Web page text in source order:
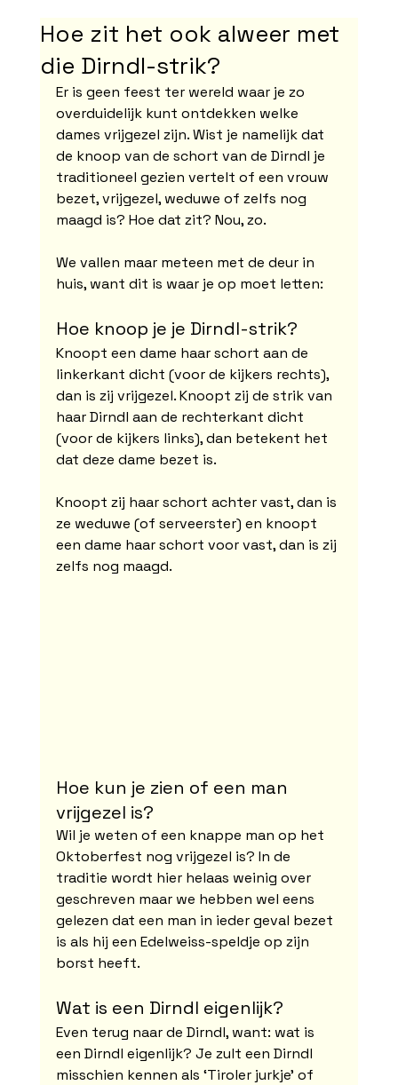
Hoe zit het ook alweer met
die Dirndl-strik?
Er is geen feest ter wereld waar je zo
overduidelijk kunt ontdekken welke
dames vrijgezel zijn. Wist je namelijk dat
de knoop van de schort van de Dirndl je
traditioneel gezien vertelt of een vrouw
bezet, vrijgezel, weduwe of zelfs nog
maagd is? Hoe dat zit? Nou, zo.
We vallen maar meteen met de deur in
huis, want dit is waar je op moet letten:
Hoe knoop je je Dirndl-strik?
Knoopt een dame haar schort aan de
linkerkant dicht (voor de kijkers rechts),
dan is zij vrijgezel. Knoopt zij de strik van
haar Dirndl aan de rechterkant dicht
(voor de kijkers links), dan betekent het
dat deze dame bezet is.
Knoopt zij haar schort achter vast, dan is
ze weduwe (of serveerster) en knoopt
een dame haar schort voor vast, dan is zij
zelfs nog maagd.
Hoe kun je zien of een man
vrijgezel is?
Wil je weten of een knappe man op het
Oktoberfest nog vrijgezel is? In de
traditie wordt hier helaas weinig over
geschreven maar we hebben wel eens
gelezen dat een man in ieder geval bezet
is als hij een Edelweiss-speldje op zijn
borst heeft.
Wat is een Dirndl eigenlijk?
Even terug naar de Dirndl, want: wat is
een Dirndl eigenlijk? Je zult een Dirndl
misschien kennen als ‘Tiroler jurkje’ of